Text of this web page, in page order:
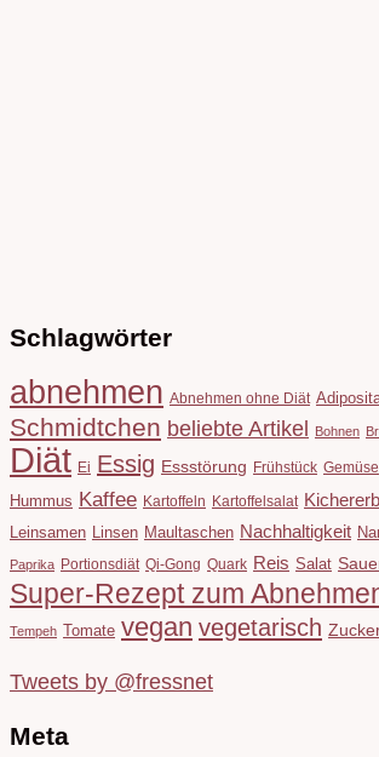
Schlagwörter
abnehmen Abnehmen ohne Diät
Schmidtchen beliebte Artikel Bohnen
Diät Ei Essig Essstörung Frühstück Gemüse
Hummus Kaffee Kartoffeln Kartoffelsalat
Leinsamen Linsen Maultaschen Nachhaltigkeit
Paprika Portionsdiät Qi-Gong Quark Reis Salat
Super-Rezept zum
Tempeh Tomate vegan vegetarisch
Tweets by @fressnet
Meta